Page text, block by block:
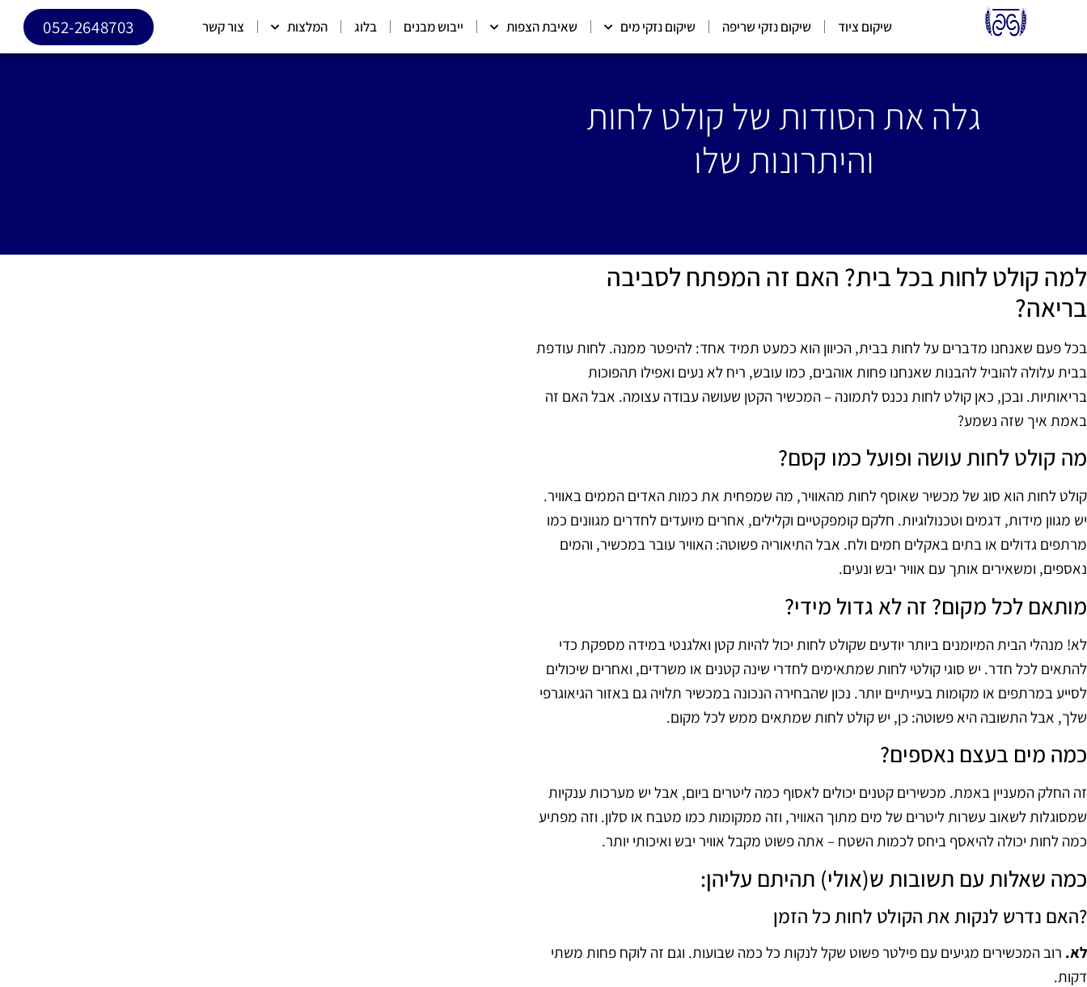
שיקום ציוד שיקום נזקי שריפה שיקום נזקי מים שאיבת הצפות ייבוש מבנים בלוג המלצות צור קשר 052-2648703
גלה את הסודות של קולט לחות
והיתרונות שלו
למה קולט לחות בכל בית? האם זה המפתח לסביבה
בריאה?
בכל פעם שאנחנו מדברים על לחות בבית, הכיוון הוא כמעט תמיד אחד: להיפטר ממנה. לחות עודפת
בבית עלולה להוביל להבנות שאנחנו פחות אוהבים, כמו עובש, ריח לא נעים ואפילו תהפוכות
בריאותיות. ובכן, כאן קולט לחות נכנס לתמונה – המכשיר הקטן שעושה עבודה עצומה. אבל האם זה
באמת איך שזה נשמע?
מה קולט לחות עושה ופועל כמו קסם?
קולט לחות הוא סוג של מכשיר שאוסף לחות מהאוויר, מה שמפחית את כמות האדים הממים באוויר.
יש מגוון מידות, דגמים וטכנולוגיות. חלקם קומפקטיים וקלילים, אחרים מיועדים לחדרים מגוונים כמו
מרתפים גדולים או בתים באקלים חמים ולח. אבל התיאוריה פשוטה: האוויר עובר במכשיר, והמים
נאספים, ומשאירים אותך עם אוויר יבש ונעים.
מותאם לכל מקום? זה לא גדול מידי?
לא! מנהלי הבית המיומנים ביותר יודעים שקולט לחות יכול להיות קטן ואלגנטי במידה מספקת כדי
להתאים לכל חדר. יש סוגי קולטי לחות שמתאימים לחדרי שינה קטנים או משרדים, ואחרים שיכולים
לסייע במרתפים או מקומות בעייתיים יותר. נכון שהבחירה הנכונה במכשיר תלויה גם באזור הגיאוגרפי
שלך, אבל התשובה היא פשוטה: כן, יש קולט לחות שמתאים ממש לכל מקום.
כמה מים בעצם נאספים?
זה החלק המעניין באמת. מכשירים קטנים יכולים לאסוף כמה ליטרים ביום, אבל יש מערכות ענקיות
שמסוגלות לשאוב עשרות ליטרים של מים מתוך האוויר, וזה ממקומות כמו מטבח או סלון. וזה מפתיע
כמה לחות יכולה להיאסף ביחס לכמות השטח – אתה פשוט מקבל אוויר יבש ואיכותי יותר.
כמה שאלות עם תשובות ש(אולי) תהיתם עליהן:
?האם נדרש לנקות את הקולט לחות כל הזמן
לא. רוב המכשירים מגיעים עם פילטר פשוט שקל לנקות כל כמה שבועות. וגם זה לוקח פחות משתי
דקות.